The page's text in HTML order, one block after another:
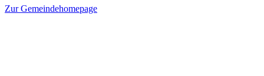
Zur Gemeindehomepage